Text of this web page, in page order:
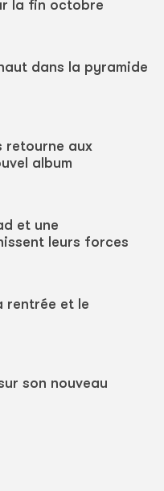
la fin octobre
dans la pyramide
retourne aux
album
et une
leurs forces
rentrée et le
son nouveau